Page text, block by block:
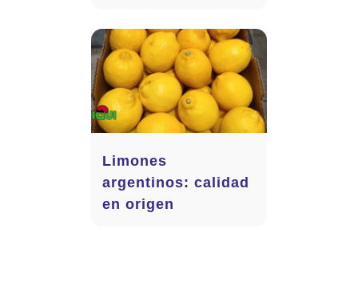
Limones
argentinos: calidad
en origen